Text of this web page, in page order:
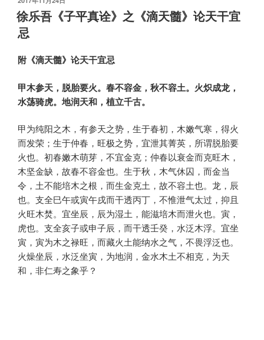
布
于
徐乐吾《子平真诠》之《滴天髓》论天干宜
忌
附《滴天髓》论天干宜忌
甲木参天，脱胎要火。春不容金，秋不容土。火炽成龙，
水荡骑虎。地润天和，植立千古。
甲为纯阳之木，有参天之势，生于春初，木嫩气寒，得火
而发荣；生于仲春，旺极之势，宜泄其菁英，所谓脱胎要
火也。初春嫩木萌芽，不宜金克；仲春以衰金而克旺木，
木坚金缺，故春不容金也。生于秋，木气休囚，而金当
令，土不能培木之根，而生金克土，故不容土也。龙，辰
也。支全巳午或寅午戌而干透丙丁，不惟泄气太过，抑且
火旺木焚。宜坐辰，辰为湿土，能滋培木而泄火也。寅，
虎也。支全亥子或申子辰，而干透壬癸，水泛木浮。宜坐
寅，寅为木之禄旺，而藏火土能纳水之气，不畏浮泛也。
火燥坐辰，水泛坐寅，为地润，金水木土不相克，为天
和，非仁寿之象乎？